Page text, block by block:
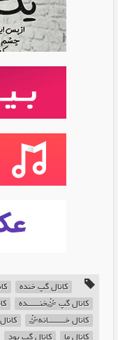
کانال گپ خنده
کانال گپ 🤹‍خنــــــده
کانال خــــــــانه🤹‍